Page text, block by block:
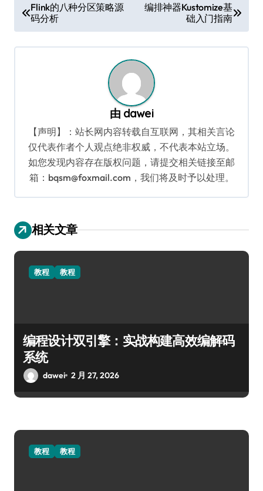
章
导
Flink的八种分区策略源
码分析
编排神器Kustomize基
础入门指南
由 dawei
【声明】：站长网内容转载自互联网，其相关言论
仅代表作者个人观点绝非权威，不代表本站立场。
如您发现内容存在版权问题，请提交相关链接至邮
箱：bqsm@foxmail.com，我们将及时予以处理。
相关文章
教程 教程
编程设计双引擎：实战构建高效编解码
系统
dawei 2 月 27, 2026
教程 教程